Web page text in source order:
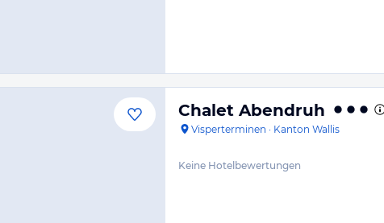
Chalet Abendruh
Visperterminen · Kanton Wallis
Keine Hotelbewertungen